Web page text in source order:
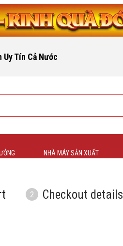
Tín Cả Nước
NHÀ MÁY SẢN XUẤT
2 Checkout details